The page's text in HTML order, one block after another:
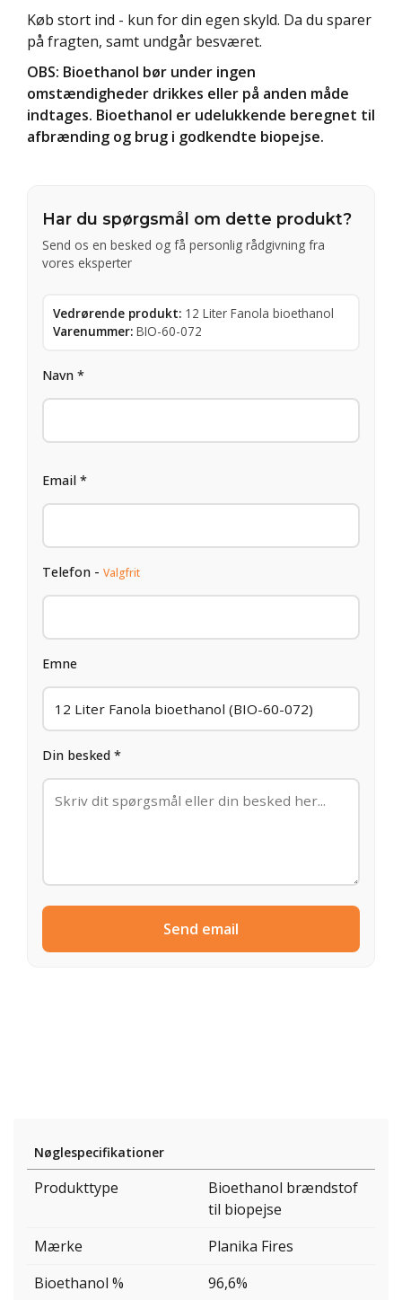
Køb stort ind - kun for din egen skyld. Da du sparer
på fragten, samt undgår besværet.
OBS: Bioethanol bør under ingen
omstændigheder drikkes eller på anden måde
indtages. Bioethanol er udelukkende beregnet til
afbrænding og brug i godkendte biopejse.
Har du spørgsmål om dette produkt?
Send os en besked og få personlig rådgivning fra
vores eksperter
Vedrørende produkt: 12 Liter Fanola bioethanol
Varenummer: BIO-60-072
Navn *
Email *
Telefon - Valgfrit
Emne
Din besked *
Send email
Nøglespecifikationer
Produkttype
Bioethanol brændstof
til biopejse
Mærke
Planika Fires
Bioethanol %
96,6%